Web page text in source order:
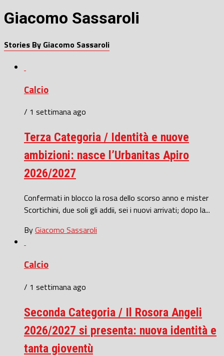
Giacomo Sassaroli
Stories By Giacomo Sassaroli
Calcio
/ 1 settimana ago
Terza Categoria / Identità e nuove
ambizioni: nasce l’Urbanitas Apiro
2026/2027
Confermati in blocco la rosa dello scorso anno e mister
Scortichini, due soli gli addii, sei i nuovi arrivati; dopo la...
ByGiacomo Sassaroli
Calcio
/ 1 settimana ago
Seconda Categoria / Il Rosora Angeli
2026/2027 si presenta: nuova identità e
tanta gioventù